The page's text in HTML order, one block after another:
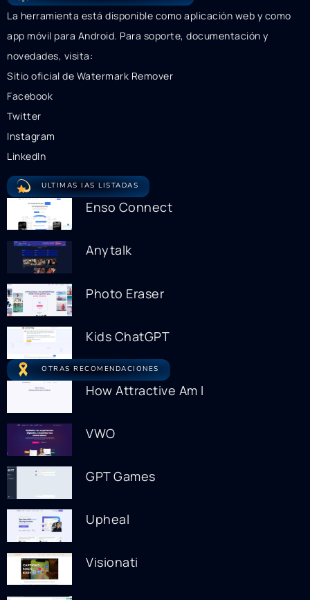
La herramienta está disponible como aplicación web y como
app móvil para Android. Para soporte, documentación y
novedades, visita:
Sitio oficial de Watermark Remover
Facebook
Twitter
Instagram
LinkedIn
ULTIMAS IAS LISTADAS
Enso Connect
Anytalk
Photo Eraser
Kids ChatGPT
OTRAS RECOMENDACIONES
How Attractive Am I
VWO
GPT Games
Upheal
Visionati